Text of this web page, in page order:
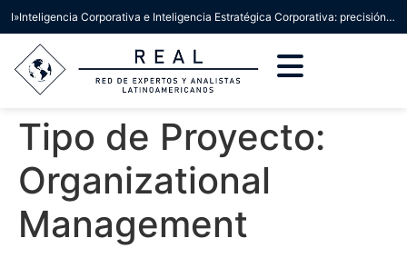
I»Inteligencia Corporativa e Inteligencia Estratégica Corporativa: precisión conceptual para la toma de decisiones»
Tipo de Proyecto:
Organizational
Management